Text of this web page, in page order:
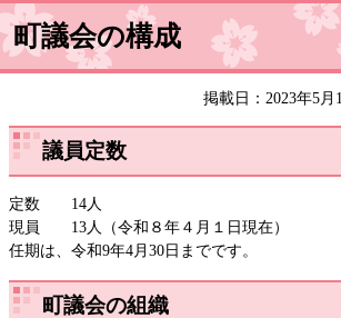
町議会の構成
掲載日：2023年5月
議員定数
定数 14人
現員 13人（令和８年４月１日現在）
任期は、令和9年4月30日までです。
町議会の組織